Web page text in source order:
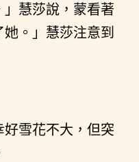
」慧莎說，蒙看著
。」慧莎注意到
雪花不大，但突